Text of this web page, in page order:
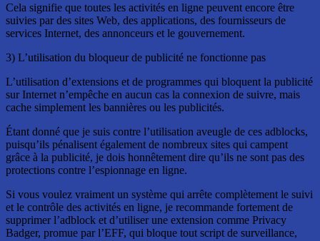
Cela signifie que toutes les activités en ligne peuvent encore être
suivies par des sites Web, des applications, des fournisseurs de
services Internet, des annonceurs et le gouvernement.
3) L’utilisation du bloqueur de publicité ne fonctionne pas
L’utilisation d’extensions et de programmes qui bloquent la publicité
sur Internet n’empêche en aucun cas la connexion de suivre, mais
cache simplement les bannières ou les publicités.
Étant donné que je suis contre l’utilisation aveugle de ces adblocks,
puisqu’ils pénalisent également de nombreux sites qui campent
grâce à la publicité, je dois honnêtement dire qu’ils ne sont pas des
protections contre l’espionnage en ligne.
Si vous voulez vraiment un système qui arrête complètement le suivi
et le contrôle des activités en ligne, je recommande fortement de
supprimer l’adblock et d’utiliser une extension comme Privacy
Badger, promue par l’EFF, qui bloque tout script de surveillance,